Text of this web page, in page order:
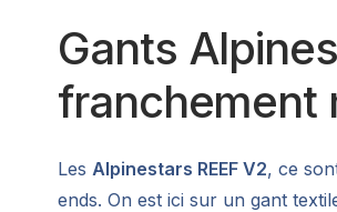
Gants
franchement
Les Alpinestars REEF V2, ce
ends. On est ici sur un gant